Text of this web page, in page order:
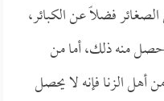
فضلاً عن الكبائر،
حصل منه ذلك، أما من
أهل الزنا فإنه لا يحصل